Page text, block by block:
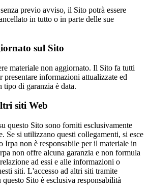
previo avviso, il Sito potrà essere
in tutto o in parte delle sue
sul Sito
materiale non aggiornato. Il Sito fa tutti
informazioni attualizzate ed
tipo di garanzia è data.
siti Web
questo Sito sono forniti esclusivamente
Se si utilizzano questi collegamenti, si esce
Irpa non è responsabile per il materiale in
non offre alcuna garanzia e non formula
ad essi e alle informazioni o
siti. L'accesso ad altri siti tramite
Sito è esclusiva responsabilità